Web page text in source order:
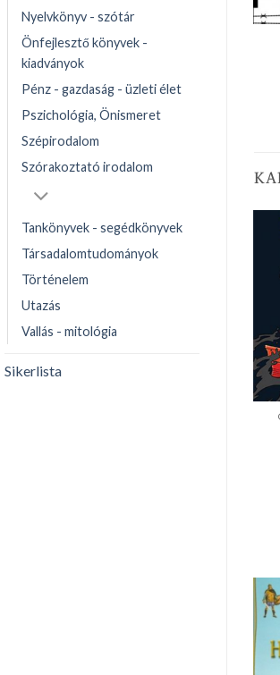
Nyelvkönyv - szótár
Önfejlesztő könyvek -
kiadványok
Pénz - gazdaság - üzleti élet
Pszichológia, Önismeret
Szépirodalom
Szórakoztató irodalom
Tankönyvek - segédkönyvek
Társadalomtudományok
Történelem
Utazás
Vallás - mitológia
Sikerlista